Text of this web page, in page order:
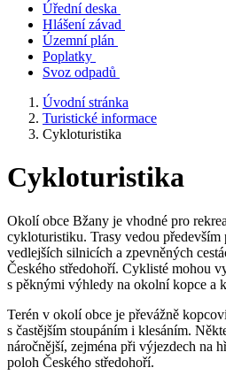
Úřední deska
Hlášení závad
Územní plán
Poplatky
Svoz odpadů
Úvodní stránka
Turistické informace
Cykloturistika
Cykloturistika
Okolí obce Bžany je vhodné pro
cykloturistiku. Trasy vedou
vedlejších silnicích a zpevněných
Českého středohoří. Cyklisté mohou
s pěknými výhledy na okolní kopce a
Terén v okolí obce je převážně
s častějším stoupáním i klesáním.
náročnější, zejména při výjezdech na
poloh Českého středohoří.